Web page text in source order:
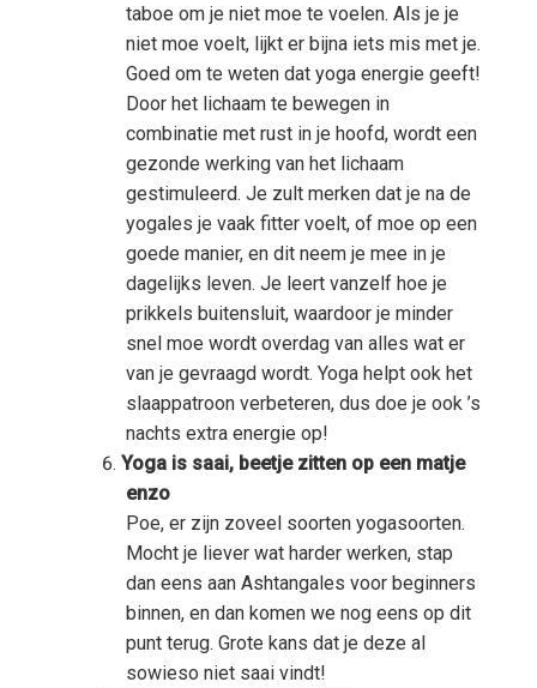
taboe om je niet moe te voelen. Als je je
niet moe voelt, lijkt er bijna iets mis met je.
Goed om te weten dat yoga energie geeft!
Door het lichaam te bewegen in
combinatie met rust in je hoofd, wordt een
gezonde werking van het lichaam
gestimuleerd. Je zult merken dat je na de
yogales je vaak fitter voelt, of moe op een
goede manier, en dit neem je mee in je
dagelijks leven. Je leert vanzelf hoe je
prikkels buitensluit, waardoor je minder
snel moe wordt overdag van alles wat er
van je gevraagd wordt. Yoga helpt ook het
slaappatroon verbeteren, dus doe je ook ’s
nachts extra energie op!
Yoga is saai, beetje zitten op een matje
enzo
Poe, er zijn zoveel soorten yogasoorten.
Mocht je liever wat harder werken, stap
dan eens aan Ashtangales voor beginners
binnen, en dan komen we nog eens op dit
punt terug. Grote kans dat je deze al
sowieso niet saai vindt!